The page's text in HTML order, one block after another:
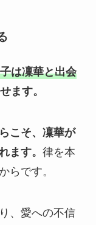
は凜華と出会
ます。
こそ、凜華が
ます。 律を本
らです。
、愛への不信